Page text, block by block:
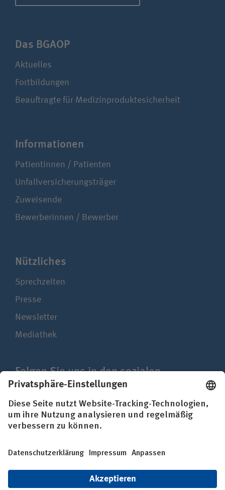
Das BGAOP
Aktuelles
Fortbildungen
Beauftragte für Medizinproduktesicherheit
Infor­ma­ti­onen
Patientinnen / Patienten
Unfallversicherungsträger
Zuweisende
Bewerberinnen / Bewerber
Nützliches
Sprechzeiten
Presse
Newsletter
Mediathek
Folgen Sie uns in den sozialen
Netzwerken
Impressum
Datenschutz
Erklärung zur Barrierefreiheit